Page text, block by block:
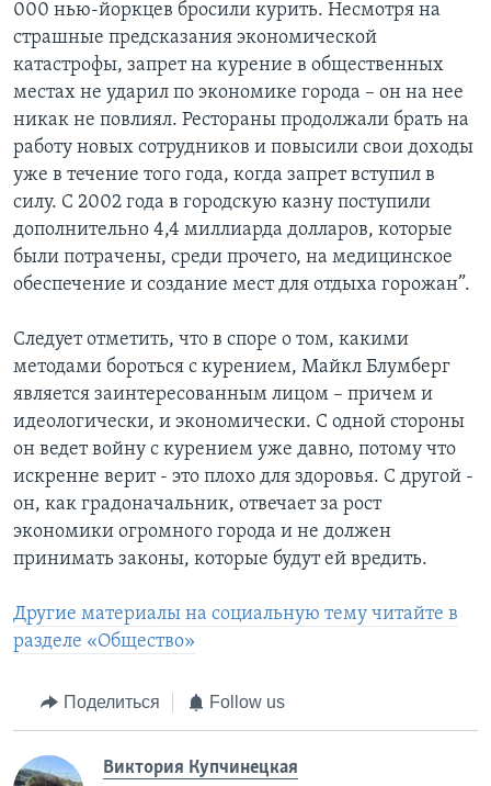
000 нью-йоркцев бросили курить. Несмотря на
страшные предсказания экономической
катастрофы, запрет на курение в общественных
местах не ударил по экономике города – он на нее
никак не повлиял. Рестораны продолжали брать на
работу новых сотрудников и повысили свои доходы
уже в течение того года, когда запрет вступил в
силу. С 2002 года в городскую казну поступили
дополнительно 4,4 миллиарда долларов, которые
были потрачены, среди прочего, на медицинское
обеспечение и создание мест для отдыха горожан”.
Следует отметить, что в споре о том, какими
методами бороться с курением, Майкл Блумберг
является заинтересованным лицом – причем и
идеологически, и экономически. С одной стороны
он ведет войну с курением уже давно, потому что
искренне верит - это плохо для здоровья. С другой -
он, как градоначальник, отвечает за рост
экономики огромного города и не должен
принимать законы, которые будут ей вредить.
Другие материалы на социальную тему читайте в
разделе «Общество»
Поделиться Follow us
Виктория Купчинецкая